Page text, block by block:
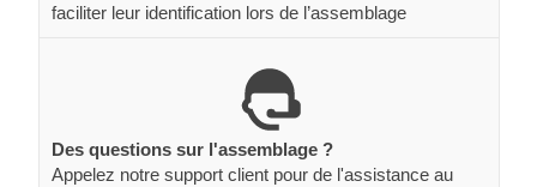
faciliter leur identification lors de l’assemblage
Des questions sur l'assemblage ?
Appelez notre support client pour de l'assistance au